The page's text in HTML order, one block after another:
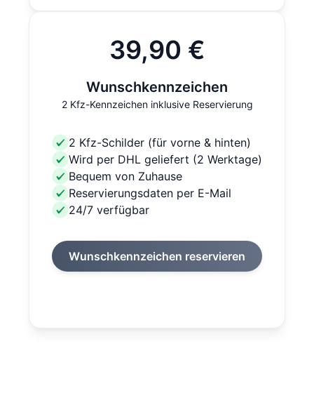
39,90 €
Wunschkennzeichen
2 Kfz-Kennzeichen inklusive Reservierung
2 Kfz-Schilder (für vorne & hinten)
Wird per DHL geliefert (2 Werktage)
Bequem von Zuhause
Reservierungsdaten per E-Mail
24/7 verfügbar
Wunschkennzeichen reservieren